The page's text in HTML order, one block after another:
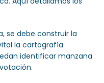
se debe construir la
la cartografía
identificar manzana